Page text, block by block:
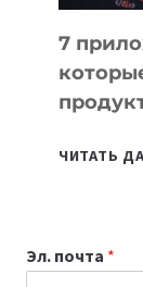
7
ЧИТАТЬ
Эл. почта *